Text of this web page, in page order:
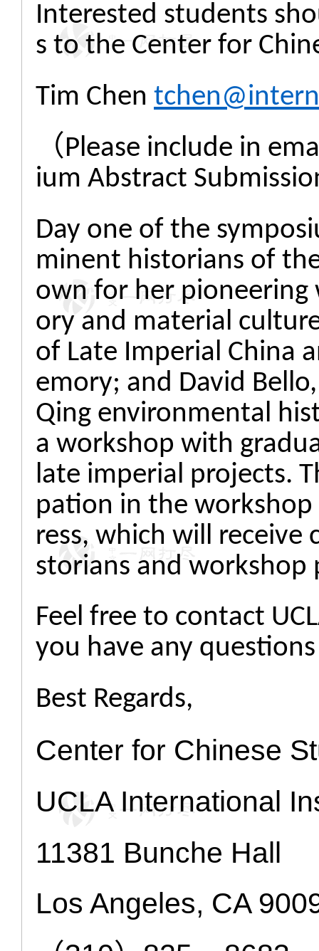
Interested students
s to the Center for
Tim Chen
（Please include in
ium Abstract
Day one of the
minent historians of
own for her
ory and material
of Late Imperial China
emory; and David
Qing environmental
a workshop with
late imperial projects.
pation in the
ress, which will
storians and workshop
Feel free to contact
you have any
Best Regards,
Center for Chinese
UCLA International
11381 Bunche Hall
Los Angeles, CA